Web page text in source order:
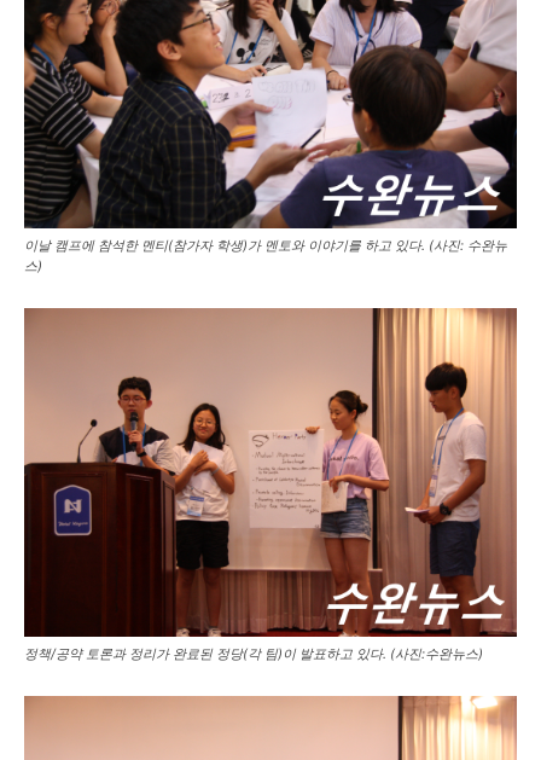
이날 캠프에 참석한 멘티(참가자 학생)가 멘토와 이야기를 하고 있다. (사진: 수완뉴
스)
정책/공약 토론과 정리가 완료된 정당(각 팀)이 발표하고 있다. (사진:수완뉴스)